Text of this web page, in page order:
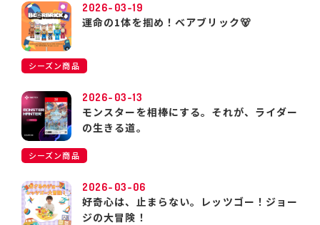
2026-03-19
運命の1体を掴め！ベアブリック🐻
シーズン商品
2026-03-13
モンスターを相棒にする。それが、ライダー
の生きる道。
シーズン商品
2026-03-06
好奇心は、止まらない。レッツゴー！ジョー
ジの大冒険！